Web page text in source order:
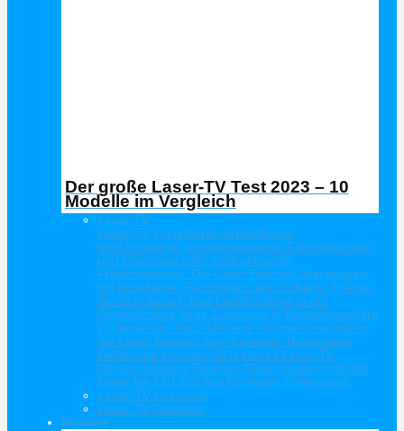
Der große Laser-TV Test 2023 – 10
Modelle im Vergleich
Laser TV
Laser-TV Projektoren ermöglichen
großformatige, atemberaubende Filmerlebnisse
und Diashows oder eindrucksvolle
Präsentationen. Die Laser Beamer überzeugen
mit exzellenter Farbbrillanz und Schärfe. Freuen
Sie sich darauf, Ihre Lieblingsfilme in der
Gemütlichkeit Ihres Zuhauses in Kinoatmosphäre
zu genießen. Auch kleinere Räume verwandeln
die Laser Beamer zum Kinosaal. Besonderer
Beliebtheit erfreuen Sich aktuell Laser-TV
Ultrakurzdistanz Beamer. Diese zaubern riesige
Bilder bis 120 Zoll aus kürzester Entfernung.
Laser-TV Leinwand
Laser TV Ratgeber
Beamer